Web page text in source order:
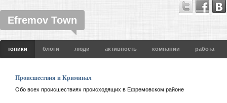
Efremov Town
топики блоги люди активность компании работа
Проиcшествия и Криминал
Обо всех происшествиях происходящих в Ефремовском районе